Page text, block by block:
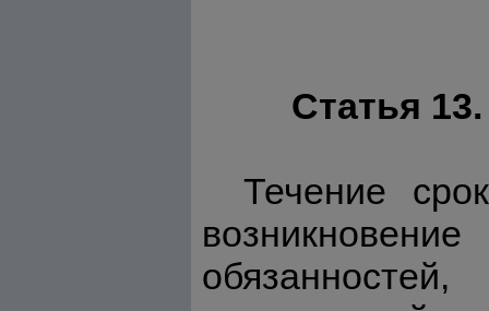
Статья
Течение